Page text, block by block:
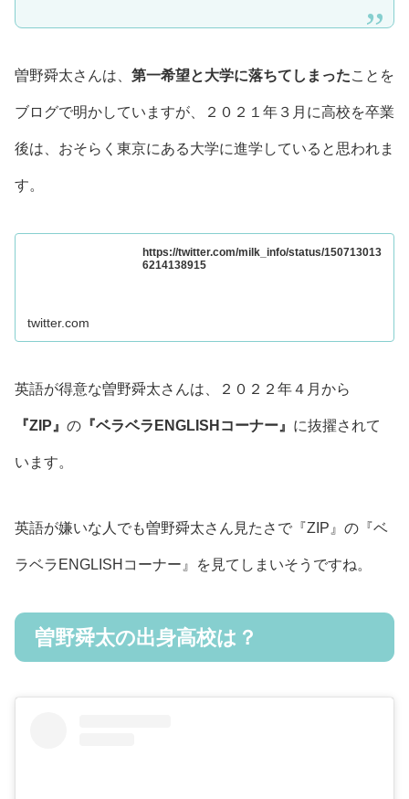
曽野舜太さんは、 第一希望と大学に落ちてしまったことを
ブログで明かしていますが、２０２１年３月に高校を卒業
後は、おそらく東京にある大学に進学していると思われま
す。
https://twitter.com/milk_info/status/150713013
6214138915
twitter.com
英語が得意な曽野舜太さんは、２０２２年４月から
『ZIP』 の 『ベラベラENGLISHコーナー』 に抜擢されて
います。
英語が嫌いな人でも曽野舜太さん見たさで『ZIP』の『ベ
ラベラENGLISHコーナー』を見てしまいそうですね。
曽野舜太の出身高校は？